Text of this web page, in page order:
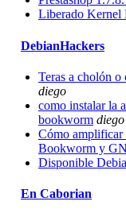
Liberado Kernel
DebianHackers
Teras a cholón o
diego
como instalar la
bookworm diego
Cómo amplificar
Bookworm y
Disponible
En Caborian